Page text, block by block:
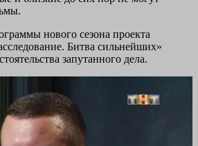
нового сезона проекта
Битва сильнейших»
запутанного дела.